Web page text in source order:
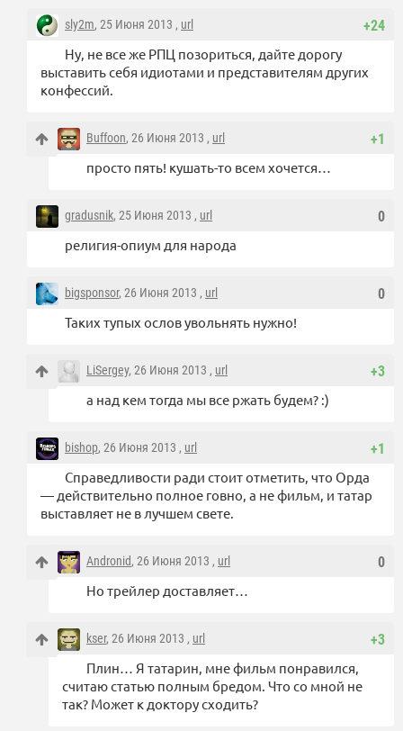
+24
sly2m, 25 Июня 2013 , url
Ну, не все же РПЦ позориться, дайте дорогу
выставить себя идиотами и представителям других
конфессий.
+1
Buffoon, 26 Июня 2013 , url
просто пять! кушать-то всем хочется…
0
gradusnik, 25 Июня 2013 , url
религия-опиум для народа
0
bigsponsor, 26 Июня 2013 , url
Таких тупых ослов увольнять нужно!
+3
LiSergey, 26 Июня 2013 , url
а над кем тогда мы все ржать будем? :)
+1
bishop, 26 Июня 2013 , url
Справедливости ради стоит отметить, что Орда
— действительно полное говно, а не фильм, и татар
выставляет не в лучшем свете.
0
Andronid, 26 Июня 2013 , url
Но трейлер доставляет…
+3
kser, 26 Июня 2013 , url
Плин… Я татарин, мне фильм понравился,
считаю статью полным бредом. Что со мной не
так? Может к доктору сходить?